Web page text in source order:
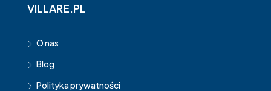
VILLARE.PL
O nas
Blog
Polityka prywatności